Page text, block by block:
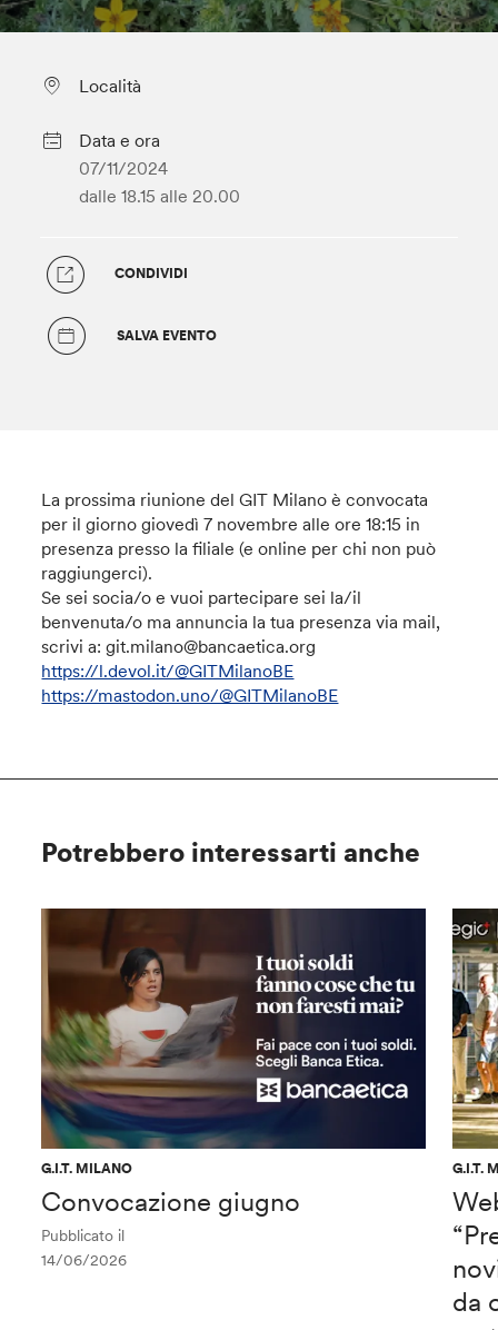
Località
Data e ora
07/11/2024
dalle 18.15 alle 20.00
CONDIVIDI
SALVA EVENTO
La prossima riunione del GIT Milano è convocata
per il giorno giovedì 7 novembre alle ore 18:15 in
presenza presso la filiale (e online per chi non può
raggiungerci).
Se sei socia/o e vuoi partecipare sei la/il
benvenuta/o ma annuncia la tua presenza via mail,
scrivi a: git.milano@bancaetica.org
https://l.devol.it/@GITMilanoBE
https://mastodon.uno/@GITMilanoBE
Potrebbero interessarti anche
G.I.T. MILANO
Convocazione giugno
Pubblicato il
14/06/2026
G.I.T.
da